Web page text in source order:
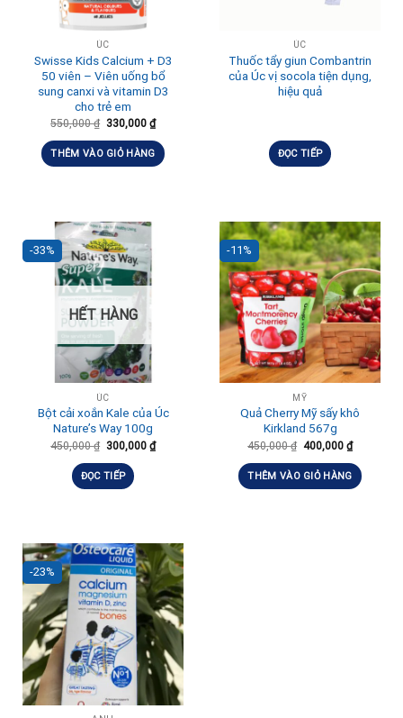
ÚC
Swisse Kids Calcium + D3
50 viên – Viên uống bổ
sung canxi và vitamin D3
cho trẻ em
550,000₫ 330,000 ₫
THÊM VÀO GIỎ HÀNG
ÚC
Thuốc tẩy giun Combantrin
của Úc vị socola tiện dụng,
hiệu quả
ĐỌC TIẾP
-33%
HẾT HÀNG
ÚC
Bột cải xoắn Kale của Úc
Nature’s Way 100g
450,000₫ 300,000 ₫
ĐỌC TIẾP
-11%
MỸ
Quả Cherry Mỹ sấy khô
Kirkland 567g
450,000₫ 400,000 ₫
THÊM VÀO GIỎ HÀNG
-23%